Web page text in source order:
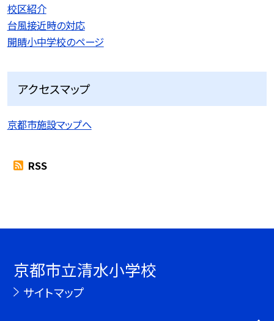
校区紹介
台風接近時の対応
開睛小中学校のページ
アクセスマップ
京都市施設マップへ
RSS
京都市立清水小学校
サイトマップ